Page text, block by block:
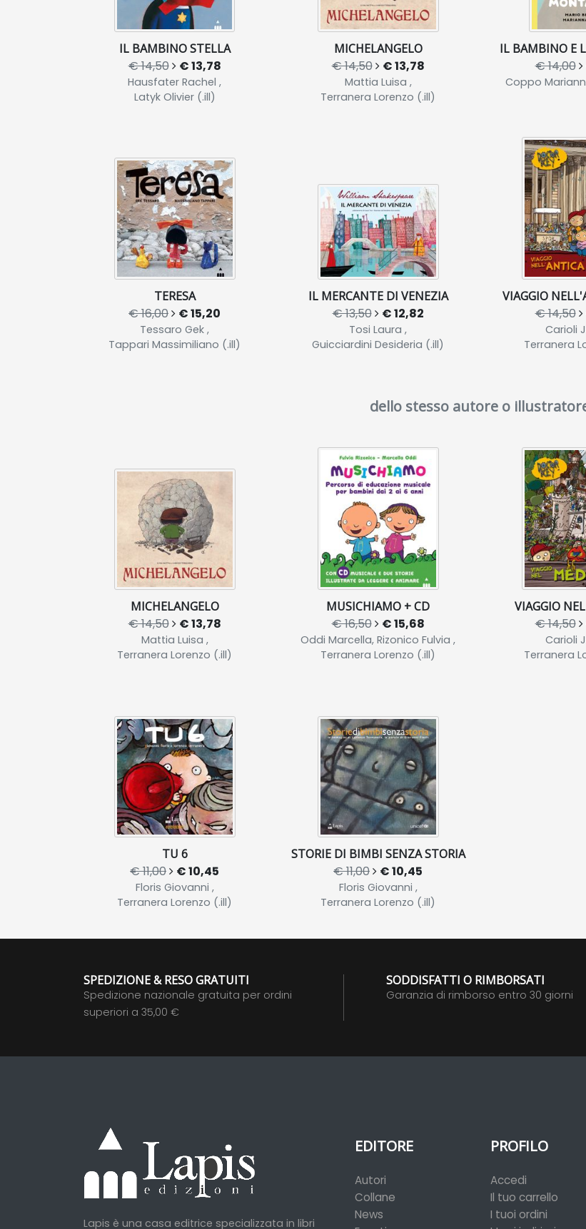
IL BAMBINO STELLA
€ 14,50 € 13,78
Hausfater Rachel ,
Latyk Olivier (.ill)
MICHELANGELO
€ 14,50 € 13,78
Mattia Luisa ,
Terranera Lorenzo (.ill)
IL BAMBINO E
€ 14,00
Coppo
TERESA
€ 16,00 € 15,20
Tessaro Gek ,
Tappari Massimiliano (.ill)
IL MERCANTE DI VENEZIA
€ 13,50 € 12,82
Tosi Laura ,
Guicciardini Desideria (.ill)
VIAGGIO
€ 14,50
Carioli
Terranera
dello stesso autore o
MICHELANGELO
€ 14,50 € 13,78
Mattia Luisa ,
Terranera Lorenzo (.ill)
MUSICHIAMO + CD
€ 16,50 € 15,68
Oddi Marcella, Rizonico Fulvia ,
Terranera Lorenzo (.ill)
VIAGGIO
€ 14,50
Carioli
Terranera
TU 6
€ 11,00 € 10,45
Floris Giovanni ,
Terranera Lorenzo (.ill)
STORIE DI BIMBI SENZA STORIA
€ 11,00 € 10,45
Floris Giovanni ,
Terranera Lorenzo (.ill)
SPEDIZIONE & RESO GRATUITI
Spedizione nazionale gratuita per ordini
superiori a 35,00 €
SODDISFATTI O RIMBORSATI
Garanzia di rimborso entro 30 giorni
Lapis è una casa editrice specializzata in libri
EDITORE
Autori
Collane
News
PROFILO
Accedi
Il tuo carrello
I tuoi ordini